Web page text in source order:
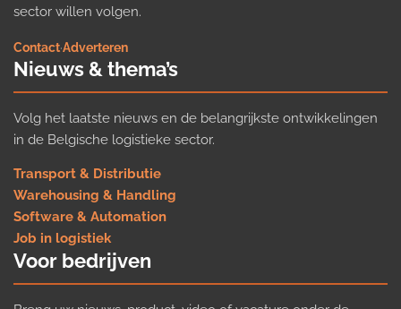
sector willen volgen.
Contact·Adverteren
Nieuws & thema’s
Volg het laatste nieuws en de belangrijkste ontwikkelingen
in de Belgische logistieke sector.
Transport & Distributie
Warehousing & Handling
Software & Automation
Job in logistiek
Voor bedrijven